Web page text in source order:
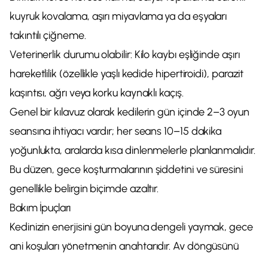
kuyruk kovalama, aşırı miyavlama ya da eşyaları
takıntılı çiğneme.
Veterinerlik durumu olabilir: Kilo kaybı eşliğinde aşırı
hareketlilik (özellikle yaşlı kedide hipertiroidi), parazit
kaşıntısı, ağrı veya korku kaynaklı kaçış.
Genel bir kılavuz olarak kedilerin gün içinde 2–3 oyun
seansına ihtiyacı vardır; her seans 10–15 dakika
yoğunlukta, aralarda kısa dinlenmelerle planlanmalıdır.
Bu düzen, gece koşturmalarının şiddetini ve süresini
genellikle belirgin biçimde azaltır.
Bakım İpuçları
Kedinizin enerjisini gün boyuna dengeli yaymak, gece
ani koşuları yönetmenin anahtarıdır. Av döngüsünü